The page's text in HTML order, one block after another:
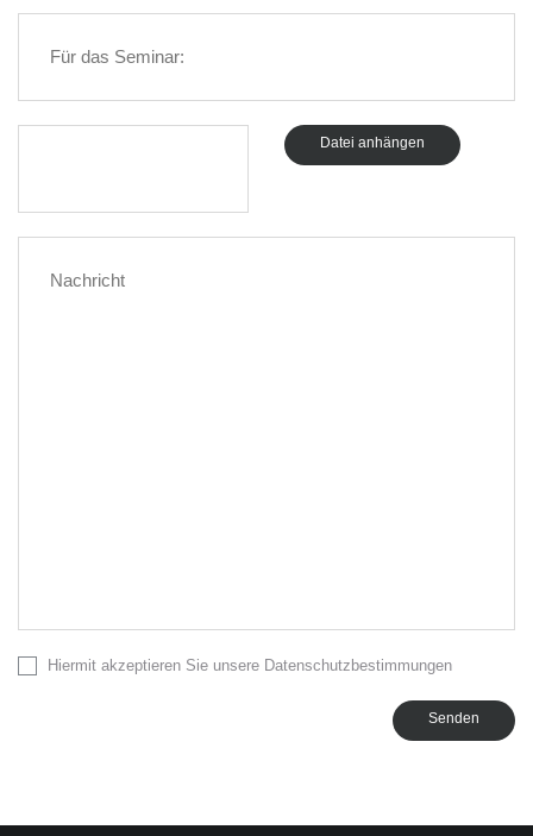
Datei anhängen
Hiermit akzeptieren Sie unsere Datenschutzbestimmungen
Senden